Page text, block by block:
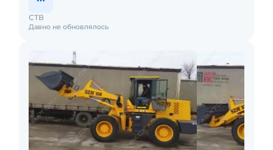
Давно не обновлялось
СТВ